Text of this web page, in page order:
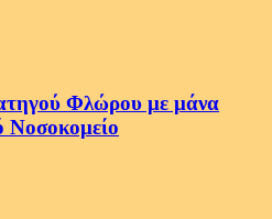
Φλώρου με μάνα
Νοσοκομείο